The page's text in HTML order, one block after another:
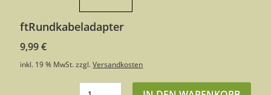
ftRundkabeladapter
9,99€
inkl. 19 % MwSt. zzgl.Versandkosten